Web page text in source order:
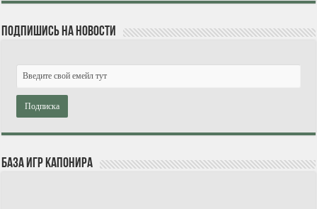
Подпишись на новости
База игр Капонира